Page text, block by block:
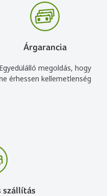
Árgarancia
Egyedülálló megoldás, hogy
érhessen kellemetlenség
szállítás